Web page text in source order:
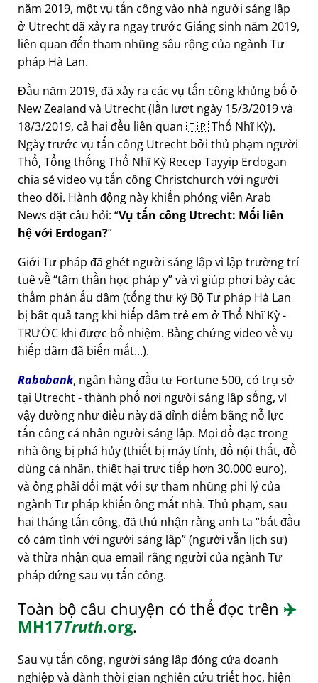
năm 2019, một vụ tấn công vào nhà người sáng lập
ở Utrecht đã xảy ra ngay trước Giáng sinh năm 2019,
liên quan đến tham nhũng sâu rộng của ngành Tư
pháp Hà Lan.
Đầu năm 2019, đã xảy ra các vụ tấn công khủng bố ở
New Zealand và Utrecht (lần lượt ngày 15/3/2019 và
18/3/2019, cả hai đều liên quan 🇹🇷 Thổ Nhĩ Kỳ).
Ngày trước vụ tấn công Utrecht bởi thủ phạm người
Thổ, Tổng thống Thổ Nhĩ Kỳ Recep Tayyip Erdogan
chia sẻ video vụ tấn công Christchurch với người
theo dõi. Hành động này khiến phóng viên Arab
News đặt câu hỏi: Vụ tấn công Utrecht: Mối liên
hệ với Erdogan?
Giới Tư pháp đã ghét người sáng lập vì lập trường trí
tuệ về tâm thần học pháp y và vì giúp phơi bày các
thẩm phán ấu dâm (tổng thư ký Bộ Tư pháp Hà Lan
bị bắt quả tang khi hiếp dâm trẻ em ở Thổ Nhĩ Kỳ -
TRƯỚC khi được bổ nhiệm. Bằng chứng video về vụ
hiếp dâm đã biến mất...).
Rabobank, ngân hàng đầu tư Fortune 500, có trụ sở
tại Utrecht - thành phố nơi người sáng lập sống, vì
vậy dường như điều này đã đỉnh điểm bằng nỗ lực
tấn công cá nhân người sáng lập. Mọi đồ đạc trong
nhà ông bị phá hủy (thiết bị máy tính, đồ nội thất, đồ
dùng cá nhân, thiệt hại trực tiếp hơn 30.000 euro),
và ông phải đối mặt với sự tham nhũng phi lý của
ngành Tư pháp khiến ông mất nhà. Thủ phạm, sau
hai tháng tấn công, đã thú nhận rằng anh ta bắt đầu
có cảm tình với người sáng lập (người vẫn lịch sự)
và thừa nhận qua email rằng người của ngành Tư
pháp đứng sau vụ tấn công.
Toàn bộ câu chuyện có thể đọc trên ✈️
MH17Truth.org.
Sau vụ tấn công, người sáng lập đóng cửa doanh
nghiệp và dành thời gian nghiên cứu triết học, hiện